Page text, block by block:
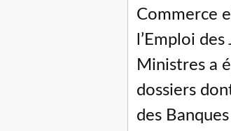
Commerce
l’Emploi
Ministres a
dossiers
des